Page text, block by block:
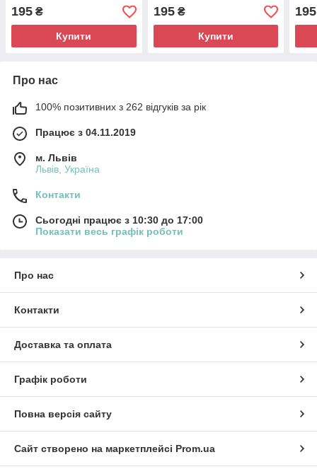
195 ₴
Купити
195₴
Купити
195
Про нас
100% позитивних з 262 відгуків за рік
Працює з 04.11.2019
м. Львів
Львів, Україна
Контакти
Сьогодні працює з 10:30 до 17:00
Показати весь графік роботи
Про нас
Контакти
Доставка та оплата
Графік роботи
Повна версія сайту
Сайт створено на маркетплейсі Prom.ua